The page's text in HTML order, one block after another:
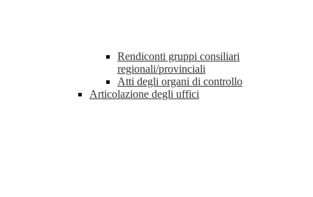
Rendiconti gruppi consiliari
regionali/provinciali
Atti degli organi di controllo
Articolazione degli uffici